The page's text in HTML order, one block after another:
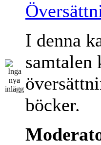
I denna
samtalen
böcker.